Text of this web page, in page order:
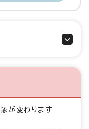
が変わります